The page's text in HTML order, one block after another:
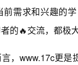
需求和兴趣的
的🔥交流，都极
，www.17c更